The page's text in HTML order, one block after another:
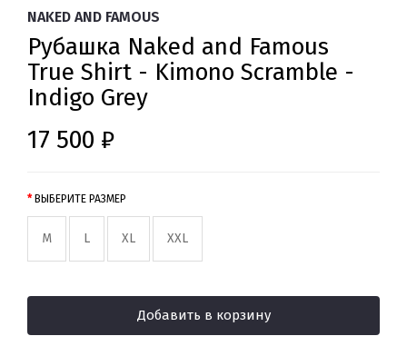
NAKED AND FAMOUS
Рубашка Naked and Famous
True Shirt - Kimono Scramble -
Indigo Grey
17 500 ₽
ВЫБЕРИТЕ РАЗМЕР
M L XL XXL
Добавить в корзину